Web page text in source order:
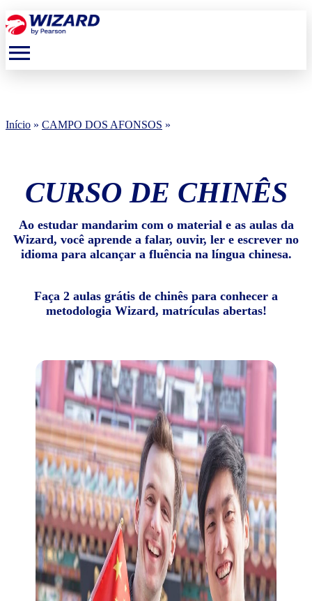
menu
Início » CAMPO DOS AFONSOS »
CURSO DE CHINÊS
Ao estudar mandarim com o material e as aulas da
Wizard, você aprende a falar, ouvir, ler e escrever no
idioma para alcançar a fluência na língua chinesa.
Faça 2 aulas grátis de chinês para conhecer a
metodologia Wizard, matrículas abertas!